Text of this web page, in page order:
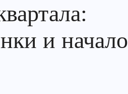
и начало